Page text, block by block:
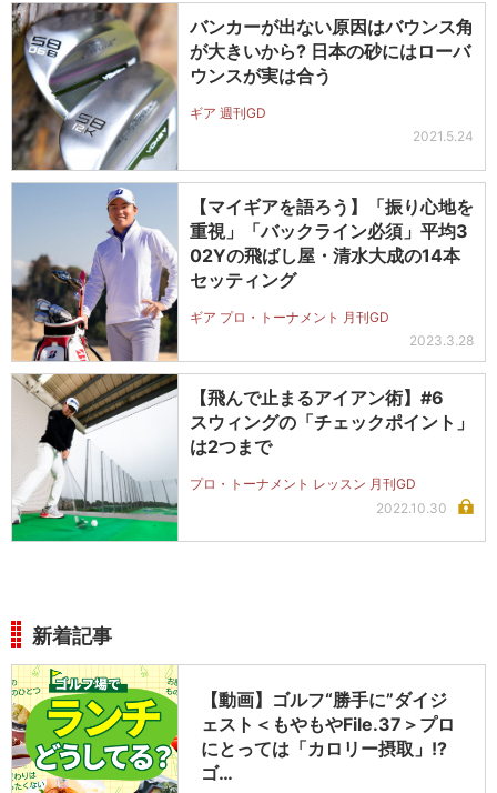
バンカーが出ない原因はバウンス角
が大きいから? 日本の砂にはローバ
ウンスが実は合う
ギア 週刊GD
2021.5.24
【マイギアを語ろう】「振り心地を
重視」「バックライン必須」平均3
02Yの飛ばし屋・清水大成の14本
セッティング
ギア プロ・トーナメント 月刊GD
2023.3.28
【飛んで止まるアイアン術】#6
スウィングの「チェックポイント」
は2つまで
プロ・トーナメント レッスン 月刊GD
2022.10.30
新着記事
【動画】ゴルフ“勝手に”ダイジ
ェスト＜もやもやFile.37＞プロ
にとっては「カロリー摂取」!?
ゴ…